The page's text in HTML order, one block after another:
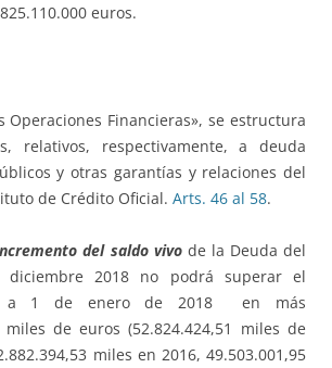
euros.
Operaciones Financieras», se estructura
relativos, respectivamente, a deuda
y otras garantías y relaciones del
de Crédito Oficial. Arts. 46 al 58.
del saldo vivode la Deuda del
2018 no podrá superar el
a 1 de enero de 2018 en más
miles de euros (52.824.424,51 miles de
miles en 2016, 49.503.001,95